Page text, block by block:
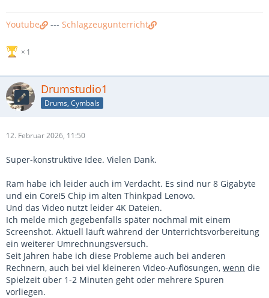
Youtube --- Schlagzeugunterricht
1
Drumstudio1
Drums, Cymbals
12. Februar 2026, 11:50
Super-konstruktive Idee. Vielen Dank.
Ram habe ich leider auch im Verdacht. Es sind nur 8 Gigabyte
und ein CoreI5 Chip im alten Thinkpad Lenovo.
Und das Video nutzt leider 4K Dateien.
Ich melde mich gegebenfalls später nochmal mit einem
Screenshot. Aktuell läuft während der Unterrichtsvorbereitung
ein weiterer Umrechnungsversuch.
Seit Jahren habe ich diese Probleme auch bei anderen
Rechnern, auch bei viel kleineren Video-Auflösungen, wenn die
Spielzeit über 1-2 Minuten geht oder mehrere Spuren
vorliegen.